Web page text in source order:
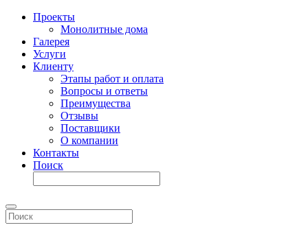
Проекты
Монолитные дома
Галерея
Услуги
Клиенту
Этапы работ и оплата
Вопросы и ответы
Преимущества
Отзывы
Поставщики
О компании
Контакты
Поиск